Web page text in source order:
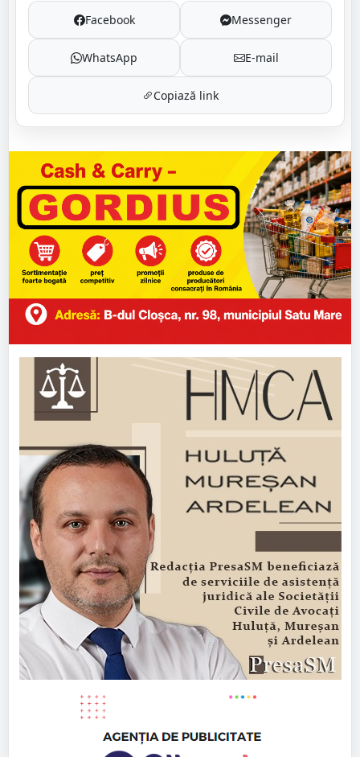
Facebook Messenger
WhatsApp E-mail
Copiază link